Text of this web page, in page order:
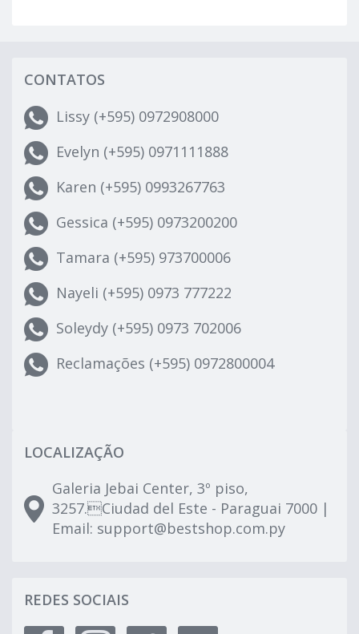
CONTATOS
Lissy (+595) 0972908000
Evelyn (+595) 0971111888
Karen (+595) 0993267763
Gessica (+595) 0973200200
Tamara (+595) 973700006
Nayeli (+595) 0973 777222
Soleydy (+595) 0973 702006
Reclamações (+595) 0972800004
LOCALIZAÇÃO
Galeria Jebai Center, 3º piso,
3257.Ciudad del Este - Paraguai 7000 |
Email: support@bestshop.com.py
REDES SOCIAIS